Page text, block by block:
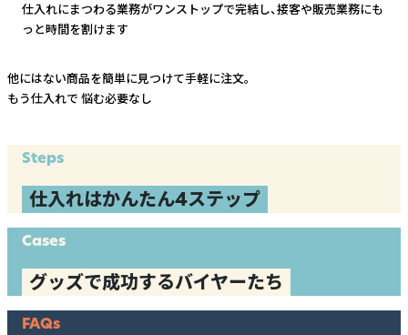
仕入れにまつわる業務がワンストップで完結し、接客や販売業務にも
っと時間を割けます
他にはない商品を簡単に見つけて手軽に注文。
もう仕入れで 悩む必要なし
Steps
仕入れはかんたん4ステップ
Cases
グッズで成功するバイヤーたち
FAQs